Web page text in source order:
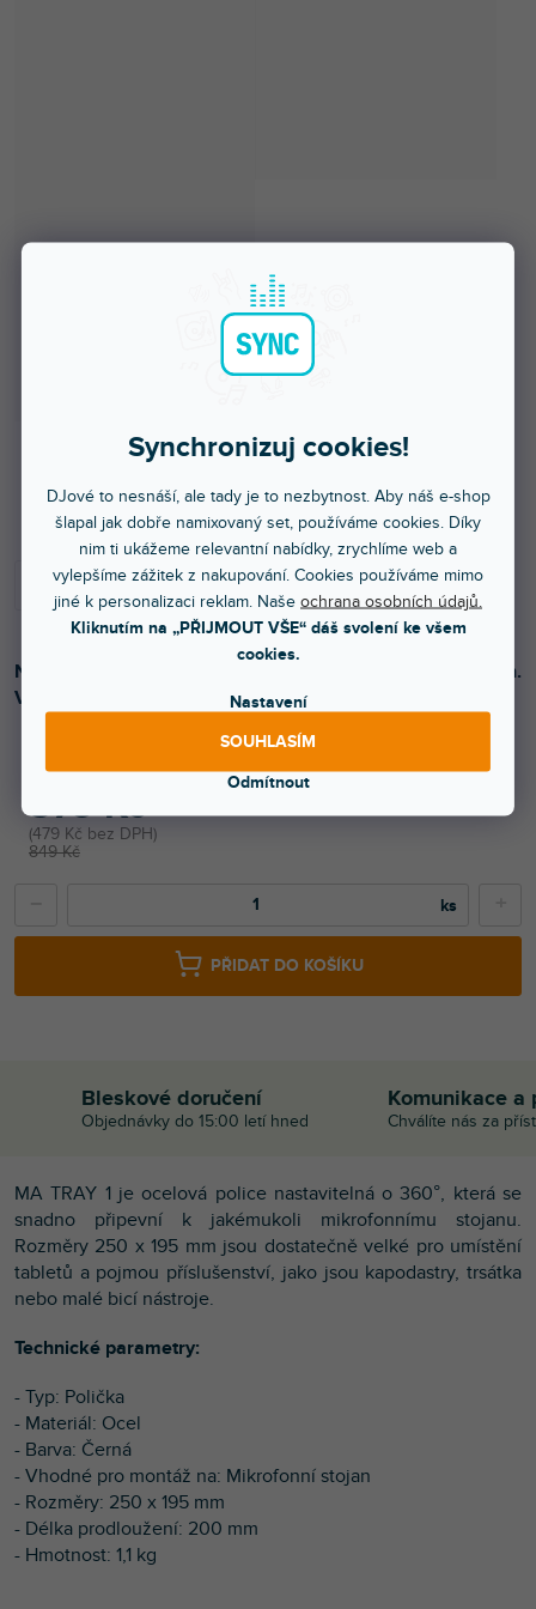
Synchronizuj cookies!
DJové to nesnáší, ale tady je to nezbytnost. Aby náš e-shop
šlapal jak dobře namixovaný set, používáme cookies. Díky
nim ti ukážeme relevantní nabídky, zrychlíme web a
vylepšíme zážitek z nakupování. Cookies používáme mimo
jiné k personalizaci reklam. Naše ochrana osobních údajů.
Kliknutím na „PŘIJMOUT VŠE“ dáš svolení ke všem
cookies.
Nastavení
Odmítnout
SOUHLASÍM
849 Kč
579 Kč
479 Kč bez DPH
Do 5 dnů
PŘIDAT DO KOŠÍKU
Nastavitelná polička pro upevnění na mikrofonní stojan.
Velikost 250 x 195 mm. Barva černá.
Bleskové doručení
Objednávky do 15:00 letí hned
Komunikace a
Chválíte nás za
MA TRAY 1 je ocelová police nastavitelná o 360°, která se
snadno připevní k jakémukoli mikrofonnímu stojanu.
Rozměry 250 x 195 mm jsou dostatečně velké pro umístění
tabletů a pojmou příslušenství, jako jsou kapodastry, trsátka
nebo malé bicí nástroje.
Technické parametry:
- Typ: Polička
- Materiál: Ocel
- Barva: Černá
- Vhodné pro montáž na: Mikrofonní stojan
- Rozměry: 250 x 195 mm
- Délka prodloužení: 200 mm
- Hmotnost: 1,1 kg